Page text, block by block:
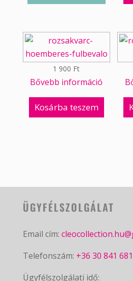
1 900 Ft
Bővebb információ
Kosárba teszem
ÜGYFÉLSZOLGÁLAT
Email cím:
Telefonszám: +36 30 841
Ügyfélszolgálati idő: